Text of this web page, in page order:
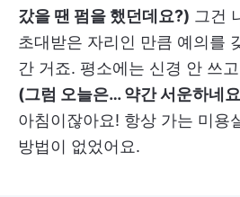
갔을 땐 펌을 했던데요?) 그건
초대받은 자리인 만큼 예의를
간 거죠. 평소에는 신경 안 쓰
(그럼 오늘은… 약간 서운하네
아침이잖아요! 항상 가는 미용
방법이 없었어요.